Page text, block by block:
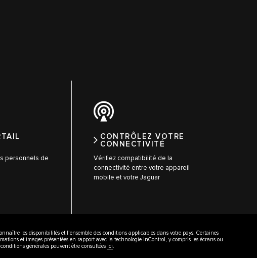
personnels de
CONTRÔLEZ VOTRE
CONNECTIVITÉ
Vérifiez compatibilité de la
connectivité entre votre appareil
mobile et votre Jaguar
les disponibilités et l’ensemble des conditions applicables dans votre pays. Certaines
et images présentées en rapport avec la technologie InControl, y compris les écrans ou
générales peuvent être consultées ici